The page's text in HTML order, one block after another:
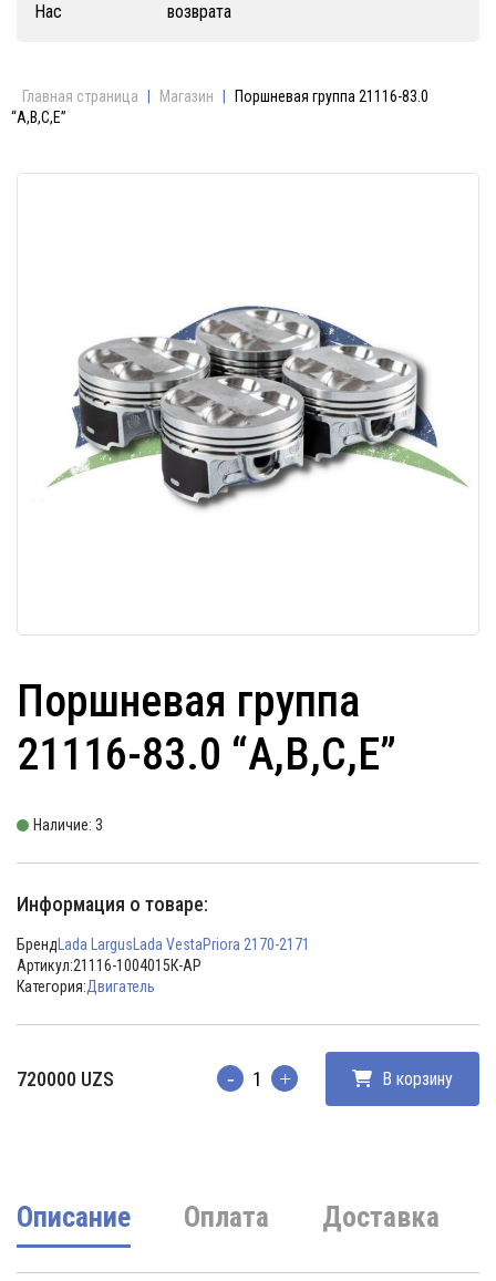
Нас
возврата
Главная страница Магазин
Поршневая группа 21116-83.0
“A,B,C,E”
Поршневая группа
21116-83.0 “A,B,C,E”
Наличие: 3
Информация о товаре:
Бренд Lada Largus Lada VestaPriora 2170-2171
Артикул:21116-1004015К-АР
Категория:Двигатель
720000 UZS Количество В корзину
Описание Оплата Доставка